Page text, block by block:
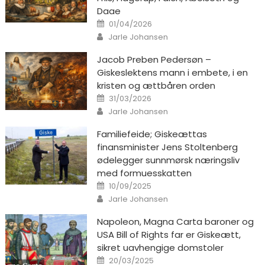
Daae
Posted on
01/04/2026
Author
Jarle Johansen
Jacob Preben Pedersøn –
Giskeslektens mann i embete, i en
kristen og ættbåren orden
Posted on
31/03/2026
Author
Jarle Johansen
Familiefeide; Giskeættas
finansminister Jens Stoltenberg
ødelegger sunnmørsk næringsliv
med formuesskatten
Posted on
10/09/2025
Author
Jarle Johansen
Napoleon, Magna Carta baroner og
USA Bill of Rights far er Giskeætt,
sikret uavhengige domstoler
Posted on
20/03/2025